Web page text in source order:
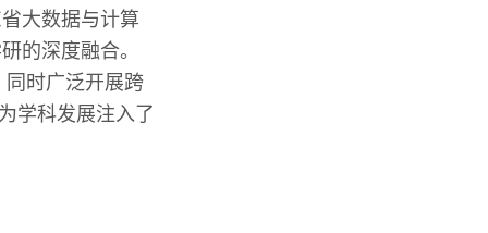
大数据与计算
的深度融合。
时广泛开展跨
学科发展注入了